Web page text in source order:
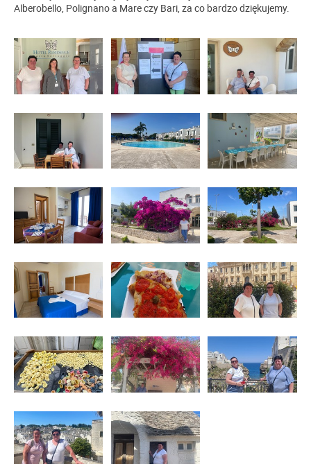
Alberobello, Polignano a Mare czy Bari, za co bardzo dziękujemy.